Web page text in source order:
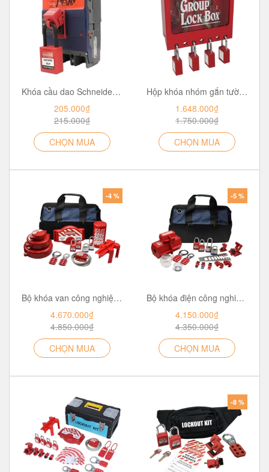
Khóa cầu dao Schneider EZD dưới 100A PROLOCKEY CBL11-2
205.000₫
215.000₫
CHỌN MUA
Hộp khóa nhóm gắn tường 7 người PROLOCKEY LK71
1.648.000₫
1.750.000₫
CHỌN MUA
Bộ khóa van công nghiệp di động PROLOCKEY LG06
4.670.000₫
4.850.000₫
-4 %
CHỌN MUA
Bộ khóa điện công nghiệp di động PROLOCKEY LG07
4.150.000₫
4.350.000₫
-5 %
CHỌN MUA
-8 %